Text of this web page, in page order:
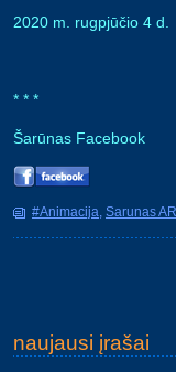
2020 m. rugpjūčio 4 d.
* * *
Šarūnas Facebook
#Animacija, Sarunas
naujausi įrašai